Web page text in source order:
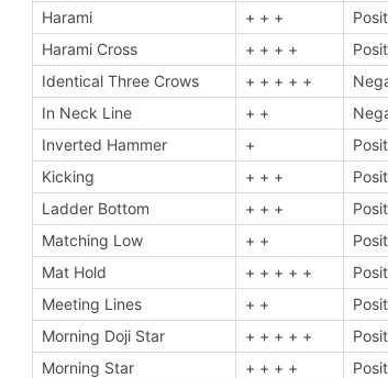
Harami
+ + +
Harami Cross
+ + + +
Identical Three Crows
+ + + + +
In Neck Line
+ +
Inverted Hammer
+
Kicking
+ + +
Ladder Bottom
+ + +
Matching Low
+ +
Mat Hold
+ + + + +
Meeting Lines
+ +
Morning Doji Star
+ + + + +
Morning Star
+ + + +